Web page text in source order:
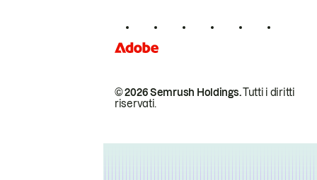
© 2026 Semrush Holdings.Tutti i diritti
riservati.